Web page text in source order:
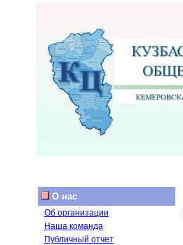
О нас
Об организации
Наша команда
Публичный отчет